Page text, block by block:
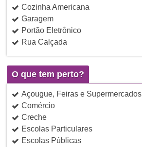
Cozinha Americana
Garagem
Portão Eletrônico
Rua Calçada
O que tem perto?
Açougue, Feiras e Supermercados
Comércio
Creche
Escolas Particulares
Escolas Públicas